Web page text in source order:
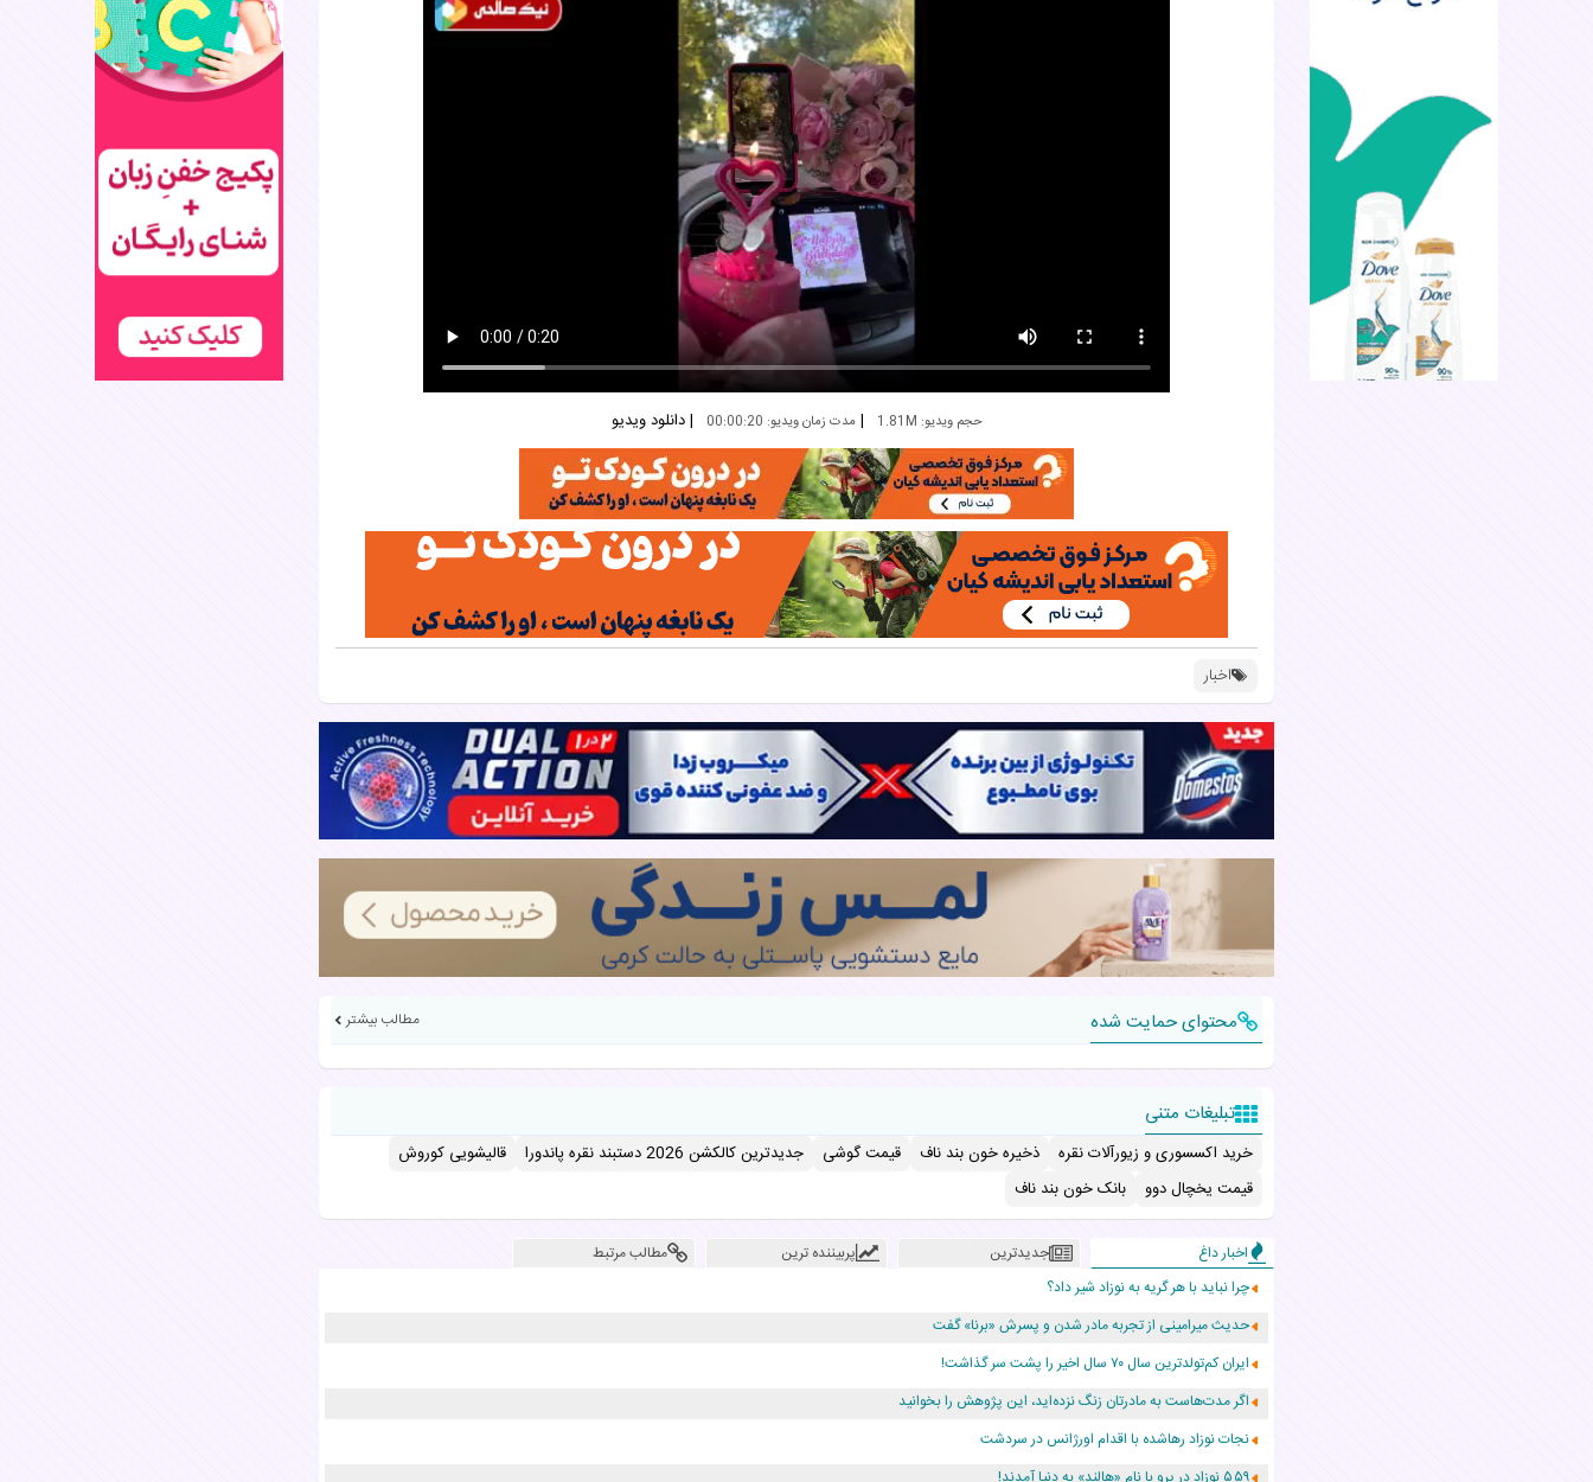
حجم ویدیو: 1.81M | مدت زمان ویدیو: 00:00:20 |دانلود ویدیو
اخبار
محتوای حمایت شده مطالب بیشتر
تبلیغات متنی
خرید اکسسوری و زیورآلات نقره ذخیره خون بند ناف قیمت گوشی جدیدترین کالکشن 2026 دستبند نقره پاندورا
قالیشویی کوروش
قیمت یخچال دوو
بانک خون بند ناف
اخبار داغ جدیدترین پربیننده ترین
مطالب مرتبط
چرا نباید با هر گریه به نوزاد شیر داد؟
حدیث میرامینی از تجربه مادر شدن و پسرش «برنا» گفت
ایران کم‌تولدترین سال ۷۰ سال اخیر را پشت سر گذاشت!
اگر مدت‌هاست به مادرتان زنگ نزده‌اید، این پژوهش را بخوانید
نجات نوزاد رهاشده با اقدام اورژانس در سردشت
۵۵۹ نوزاد در پرو با نام «هالند» به دنیا آمدند!